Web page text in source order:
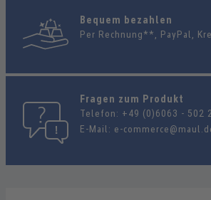
Bequem bezahlen
Per Rechnung**, PayPal,
Fragen zum Produkt
Telefon: +49 (0)6063 - 502
E-Mail: e-